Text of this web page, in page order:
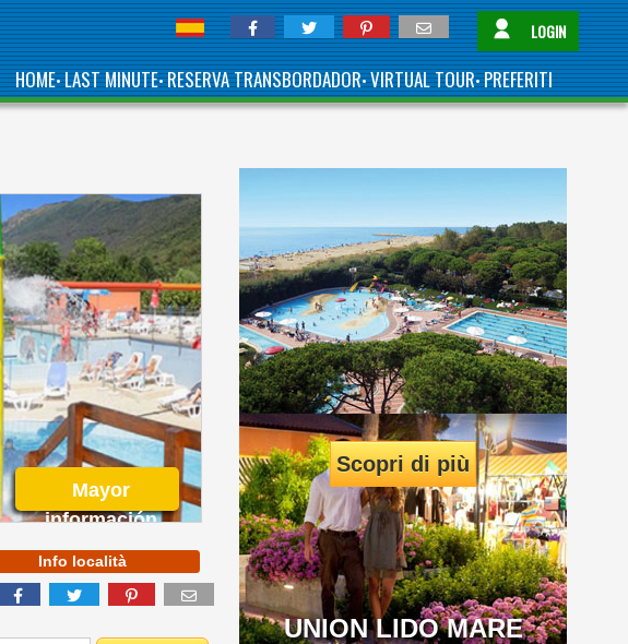
LOGIN
HOME•LAST MINUTE•RESERVA TRANSBORDADOR•VIRTUAL TOUR•PREFERITI
Mayor
información
Info località
IN ITALY
UNION LIDO MARE
Scopri di più